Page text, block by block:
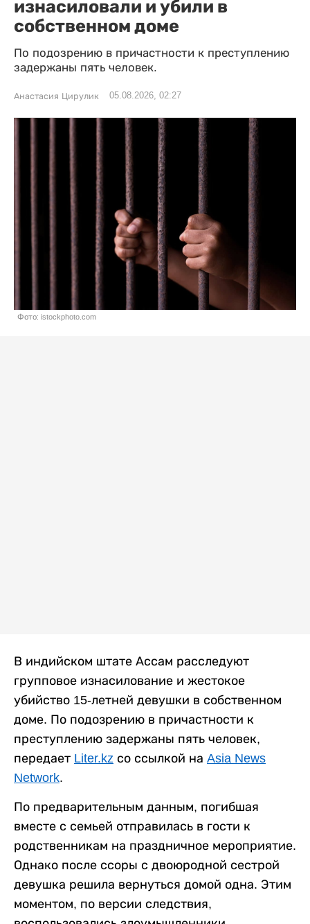
изнасиловали и убили в
собственном доме
По подозрению в причастности к преступлению
задержаны пять человек.
Анастасия Цирулик 05.08.2026, 02:27
Фото: istockphoto.com
В индийском штате Ассам расследуют
групповое изнасилование и жестокое
убийство 15-летней девушки в собственном
доме. По подозрению в причастности к
преступлению задержаны пять человек,
передает Liter.kz со ссылкой на Asia News
Network.
По предварительным данным, погибшая
вместе с семьей отправилась в гости к
родственникам на праздничное мероприятие.
Однако после ссоры с двоюродной сестрой
девушка решила вернуться домой одна. Этим
моментом, по версии следствия,